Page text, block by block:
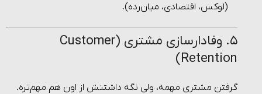
(لوکس، اقتصادی، میان‌رده).
۵. وفادارسازی مشتری (Customer
Retention)
گرفتن مشتری مهمه، ولی نگه داشتنش از اون هم مهم‌تره.